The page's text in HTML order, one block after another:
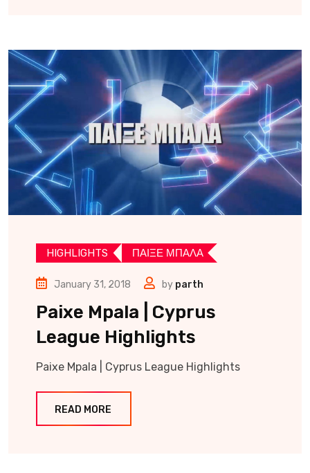
HIGHLIGHTS ΠΑΙΞΕ ΜΠΑΛΑ
January 31, 2018 by parth
Paixe Mpala | Cyprus
League Highlights
Paixe Mpala | Cyprus League Highlights
READ MORE